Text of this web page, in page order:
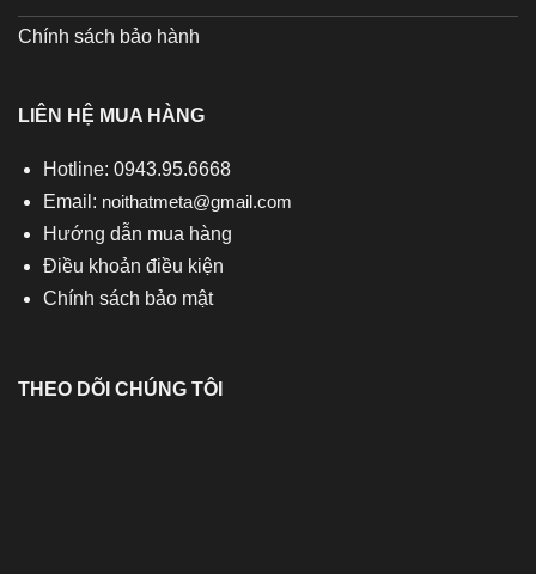
Chính sách bảo hành
LIÊN HỆ MUA HÀNG
Hotline: 0943.95.6668
Email: noithatmeta@gmail.com
Hướng dẫn mua hàng
Điều khoản điều kiện
Chính sách bảo mật
THEO DÕI CHÚNG TÔI